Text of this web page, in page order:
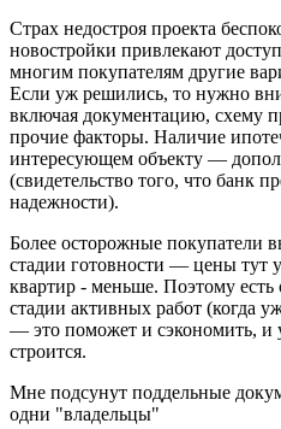
Страх недостроя проекта
новостройки привлекают
многим покупателям другие
Если уж решились, то нужно
включая документацию, схему
прочие факторы. Наличие
интересующем объекту —
(свидетельство того, что банк
надежности).
Более осторожные покупатели
стадии готовности — цены тут
квартир - меньше. Поэтому
стадии активных работ (когда
— это поможет и сэкономить, и
строится.
Мне подсунут поддельные
одни "владельцы"